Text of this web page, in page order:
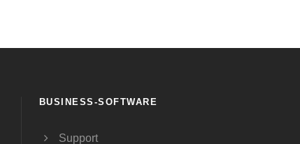
BUSINESS-SOFTWARE
Support